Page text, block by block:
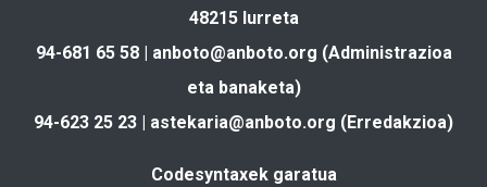
48215 Iurreta
94-681 65 58 | anboto@anboto.org (Administrazioa
eta banaketa)
94-623 25 23 | astekaria@anboto.org (Erredakzioa)
Codesyntaxek garatua